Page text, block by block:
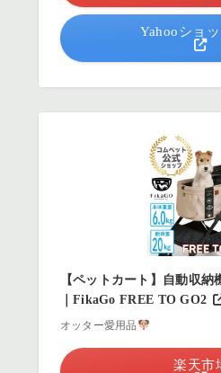
Yahooショ
【ペットカート】自動収納
｜FikaGo FREE TO GO2
オッター愛用品
楽天市